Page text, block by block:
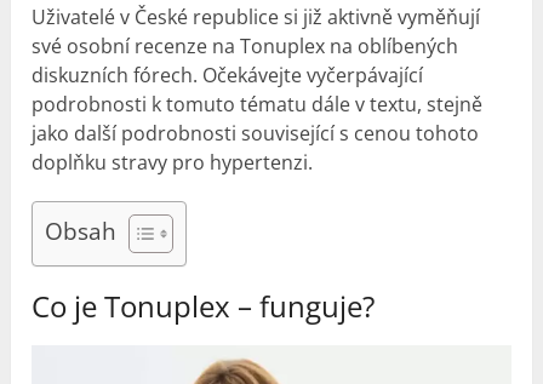
Uživatelé v České republice si již aktivně vyměňují
své osobní recenze na Tonuplex na oblíbených
diskuzních fórech. Očekávejte vyčerpávající
podrobnosti k tomuto tématu dále v textu, stejně
jako další podrobnosti související s cenou tohoto
doplňku stravy pro hypertenzi.
Obsah
Co je Tonuplex – funguje?